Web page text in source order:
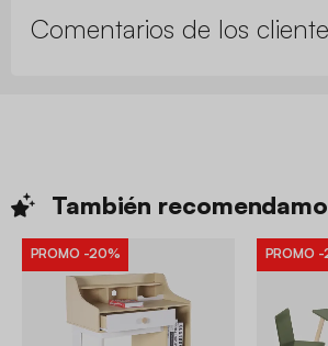
Comentarios de los
También
PROMO -20% PROMO -